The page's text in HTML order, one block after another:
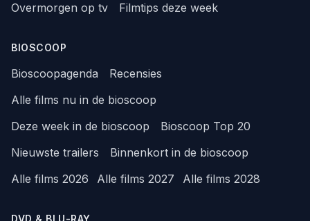
Overmorgen op tv
Filmtips deze week
BIOSCOOP
Bioscoopagenda
Recensies
Alle films nu in de bioscoop
Deze week in de bioscoop
Bioscoop Top 20
Nieuwste trailers
Binnenkort in de bioscoop
Alle films 2026
Alle films 2027 Alle films 2028
DVD & BLU-RAY